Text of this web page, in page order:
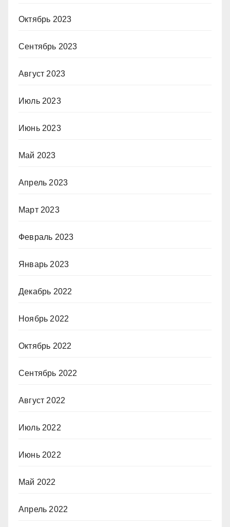
Октябрь 2023
Сентябрь 2023
Август 2023
Июль 2023
Июнь 2023
Май 2023
Апрель 2023
Март 2023
Февраль 2023
Январь 2023
Декабрь 2022
Ноябрь 2022
Октябрь 2022
Сентябрь 2022
Август 2022
Июль 2022
Июнь 2022
Май 2022
Апрель 2022